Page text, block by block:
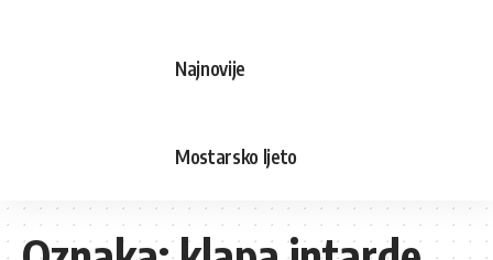
Najnovije
Mostarsko ljeto